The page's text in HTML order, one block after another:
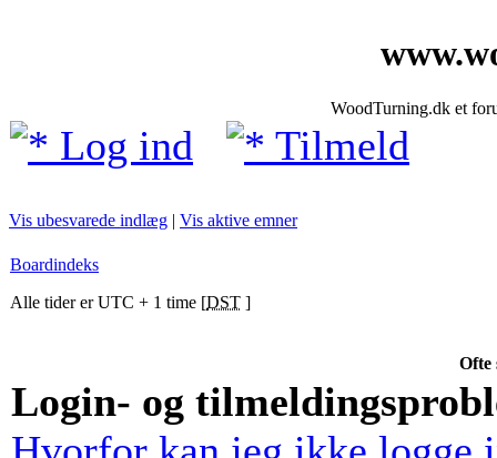
WoodTurning.dk et
Log ind Tilmeld
Vis ubesvarede indlæg | Vis aktive emner
Boardindeks
Alle tider er UTC + 1 time [DST ]
Ofte
Login- og